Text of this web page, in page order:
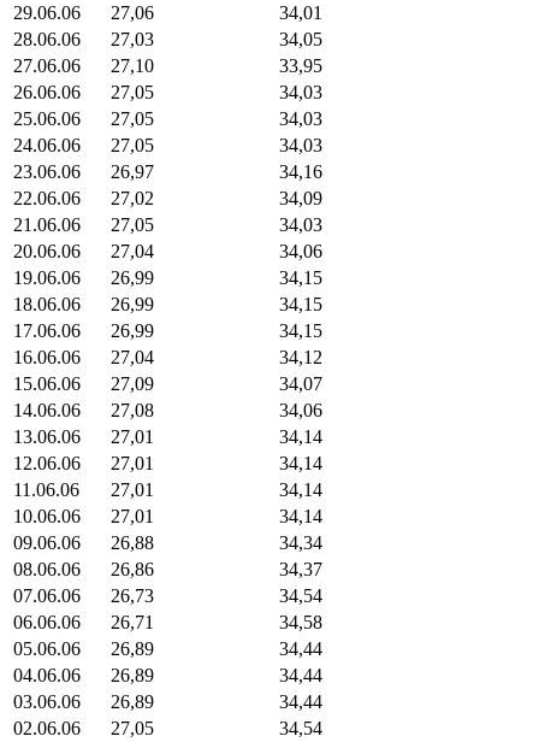
29.06.06
27,06
34,01
28.06.06
27,03
34,05
27.06.06
27,10
33,95
26.06.06
27,05
34,03
25.06.06
27,05
34,03
24.06.06
27,05
34,03
23.06.06
26,97
34,16
22.06.06
27,02
34,09
21.06.06
27,05
34,03
20.06.06
27,04
34,06
19.06.06
26,99
34,15
18.06.06
26,99
34,15
17.06.06
26,99
34,15
16.06.06
27,04
34,12
15.06.06
27,09
34,07
14.06.06
27,08
34,06
13.06.06
27,01
34,14
12.06.06
27,01
34,14
11.06.06
27,01
34,14
10.06.06
27,01
34,14
09.06.06
26,88
34,34
08.06.06
26,86
34,37
07.06.06
26,73
34,54
06.06.06
26,71
34,58
05.06.06
26,89
34,44
04.06.06
26,89
34,44
03.06.06
26,89
34,44
02.06.06
27,05
34,54